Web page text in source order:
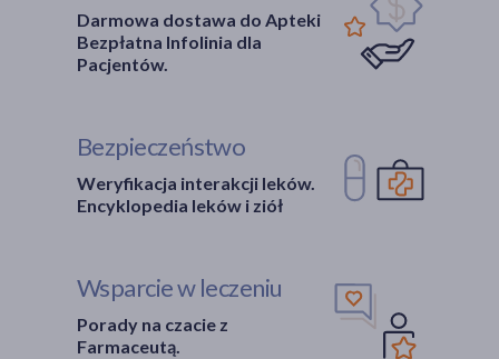
Darmowa dostawa do Apteki
Bezpłatna Infolinia dla
Pacjentów.
Bezpieczeństwo
Weryfikacja interakcji leków.
Encyklopedia leków i ziół
Wsparcie w leczeniu
Porady na czacie z
Farmaceutą.